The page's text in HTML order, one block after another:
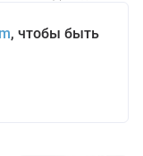
, чтобы быть